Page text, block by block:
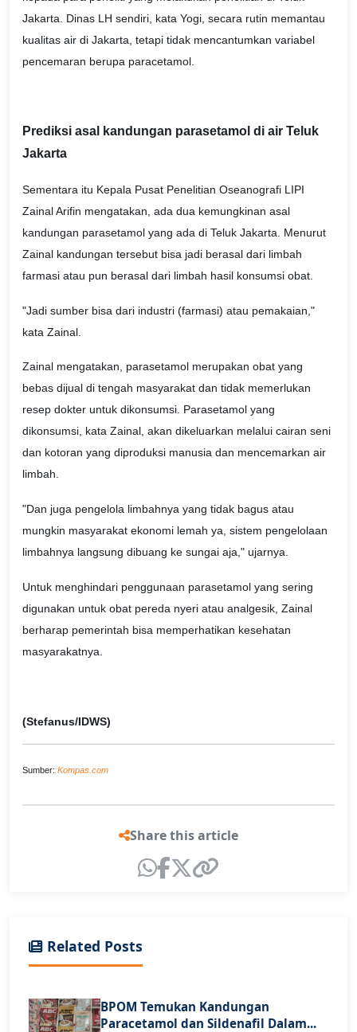
Jakarta. Dinas LH sendiri, kata Yogi, secara rutin memantau
kualitas air di Jakarta, tetapi tidak mencantumkan variabel
pencemaran berupa paracetamol.
Prediksi asal kandungan parasetamol di air Teluk
Jakarta
Sementara itu Kepala Pusat Penelitian Oseanografi LIPI
Zainal Arifin mengatakan, ada dua kemungkinan asal
kandungan parasetamol yang ada di Teluk Jakarta. Menurut
Zainal kandungan tersebut bisa jadi berasal dari limbah
farmasi atau pun berasal dari limbah hasil konsumsi obat.
"Jadi sumber bisa dari industri (farmasi) atau pemakaian,"
kata Zainal.
Zainal mengatakan, parasetamol merupakan obat yang
bebas dijual di tengah masyarakat dan tidak memerlukan
resep dokter untuk dikonsumsi. Parasetamol yang
dikonsumsi, kata Zainal, akan dikeluarkan melalui cairan seni
dan kotoran yang diproduksi manusia dan mencemarkan air
limbah.
"Dan juga pengelola limbahnya yang tidak bagus atau
mungkin masyarakat ekonomi lemah ya, sistem pengelolaan
limbahnya langsung dibuang ke sungai aja," ujarnya.
Untuk menghindari penggunaan parasetamol yang sering
digunakan untuk obat pereda nyeri atau analgesik, Zainal
berharap pemerintah bisa memperhatikan kesehatan
masyarakatnya.
(Stefanus/IDWS)
Sumber: Kompas.com
Share this article
Related Posts
BPOM Temukan Kandungan
Paracetamol dan Sildenafil Dalam...